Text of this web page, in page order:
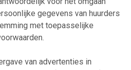
gegevens van huurders
met toepasselijke
van advertenties in